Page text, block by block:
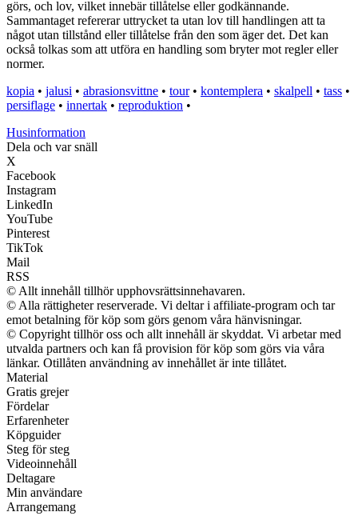
görs, och lov, vilket innebär tillåtelse eller godkännande.
Sammantaget refererar uttrycket ta utan lov till handlingen att ta
något utan tillstånd eller tillåtelse från den som äger det. Det kan
också tolkas som att utföra en handling som bryter mot regler eller
normer.
kopia • jalusi • abrasionsvittne • tour• kontemplera • skalpell • tass •
persiflage • innertak • reproduktion •
Husinformation
Dela och var snäll
X
Facebook
Instagram
LinkedIn
YouTube
Pinterest
TikTok
Mail
RSS
© Allt innehåll tillhör upphovsrättsinnehavaren.
© Alla rättigheter reserverade. Vi deltar i affiliate-program och tar
emot betalning för köp som görs genom våra hänvisningar.
© Copyright tillhör oss och allt innehåll är skyddat. Vi arbetar med
utvalda partners och kan få provision för köp som görs via våra
länkar. Otillåten användning av innehållet är inte tillåtet.
Material
Gratis grejer
Fördelar
Erfarenheter
Köpguider
Steg för steg
Videoinnehåll
Deltagare
Min användare
Arrangemang